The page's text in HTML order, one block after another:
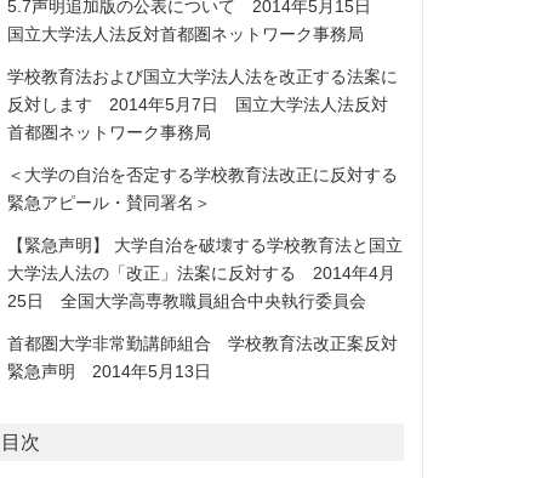
5.7声明追加版の公表について 2014年5月15日
国立大学法人法反対首都圏ネットワーク事務局
学校教育法および国立大学法人法を改正する法案に
反対します 2014年5月7日 国立大学法人法反対
首都圏ネットワーク事務局
＜大学の自治を否定する学校教育法改正に反対する
緊急アピール・賛同署名＞
【緊急声明】 大学自治を破壊する学校教育法と国立
大学法人法の「改正」法案に反対する 2014年4月
25日 全国大学高専教職員組合中央執行委員会
首都圏大学非常勤講師組合 学校教育法改正案反対
緊急声明 2014年5月13日
目次